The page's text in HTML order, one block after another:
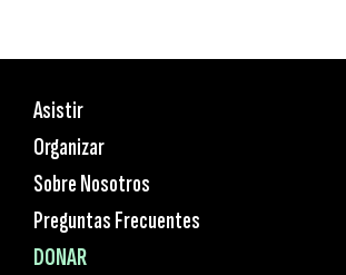
Asistir
Organizar
Sobre Nosotros
Preguntas Frecuentes
DONAR